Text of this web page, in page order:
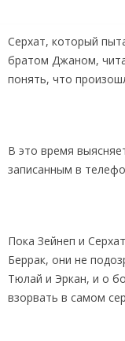
Серхат, который
братом Джаном,
понять, что
В это время
записанным в
Пока Зейнеп и
Беррак, они не
Тюлай и Эркан, и о
взорвать в самом